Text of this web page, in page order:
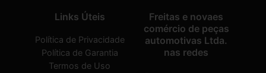
Links Úteis
Política de Privacidade
Política de Garantia
Termos de Uso
Freitas e novaes
comércio de peças
automotivas Ltda.
nas redes